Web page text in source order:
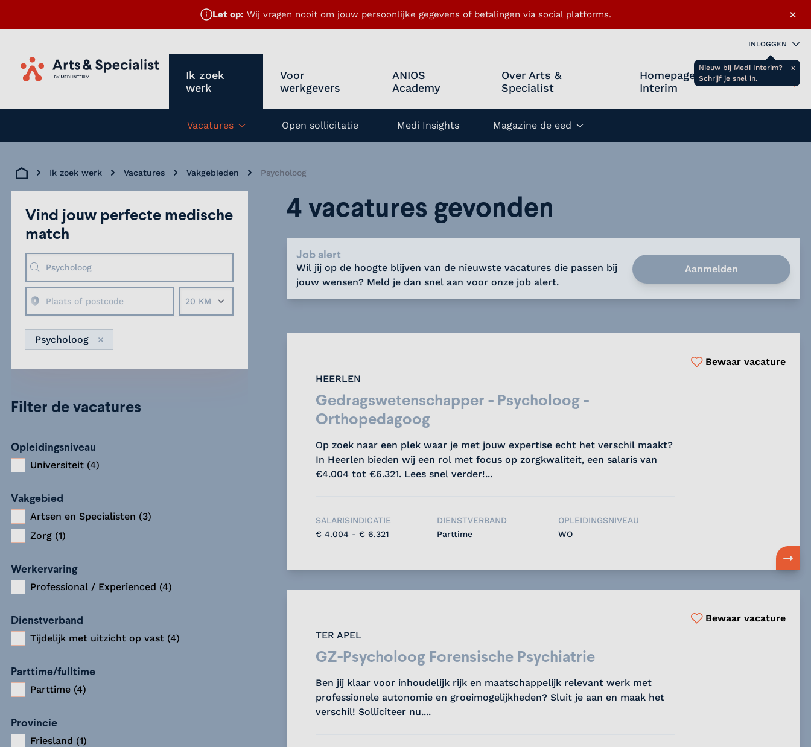
×
Let op: Wij vragen nooit om jouw persoonlijke gegevens of betalingen via social platforms.
Home
INLOGGEN
Nieuw bij Medi Interim?
Schrijf je snel in.
x
Ik zoek
werk
Voor
werkgevers
ANIOS
Academy
Over Arts &
Specialist
Homepage Medi
Interim
Zoeken
Vacatures
Open sollicitatie Medi Insights
Magazine de eed
Home
Ik zoek werk Vacatures Vakgebieden Psycholoog
Vind jouw perfecte medische
match
Straal
Psycholoog
Verwijder
Filter de vacatures
Opleidingsniveau
Universiteit (4)
Vakgebied
Artsen en Specialisten (3)
Zorg (1)
Werkervaring
Professional / Experienced (4)
Dienstverband
Tijdelijk met uitzicht op vast (4)
Parttime/fulltime
Parttime (4)
Provincie
Friesland (1)
Job alert
Wil jij op de hoogte blijven van de nieuwste vacatures die passen bij
jouw wensen? Meld je dan snel aan voor onze job alert.
Aanmelden
4 vacatures gevonden
HEERLEN
Gedragswetenschapper - Psycholoog -
Orthopedagoog
Op zoek naar een plek waar je met jouw expertise echt het verschil maakt?
In Heerlen bieden wij een rol met focus op zorgkwaliteit, een salaris van
€4.004 tot €6.321. Lees snel verder!...
SALARISINDICATIE
€ 4.004 - € 6.321
DIENSTVERBAND
Parttime
OPLEIDINGSNIVEAU
WO
Bewaar vacature
TER APEL
GZ-Psycholoog Forensische Psychiatrie
Ben jij klaar voor inhoudelijk rijk en maatschappelijk relevant werk met
professionele autonomie en groeimogelijkheden? Sluit je aan en maak het
verschil! Solliciteer nu....
Bewaar vacature